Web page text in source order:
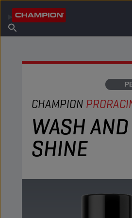
Про Champion
Знайдіть пункт продажу
CHAMPION
WASH AND
SHINE